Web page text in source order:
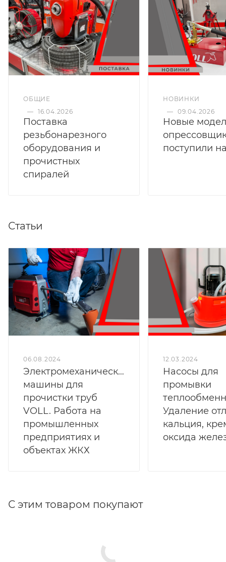
ОБЩИЕ
— 16.04.2026
Поставка
резьбонарезного
оборудования и
прочистных
спиралей
НОВИНКИ
— 09.04.2026
Новые
поступили
Статьи
06.08.2024
Электромеханические
машины для
прочистки труб
VOLL. Работа на
промышленных
предприятиях и
объектах ЖКХ
12.03.2024
Насосы для
промывки
Удаление
кальция,
оксида
С этим товаром покупают